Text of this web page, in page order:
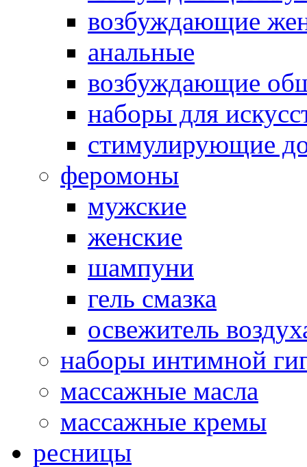
возбуждающие
анальные
возбуждающие
наборы для
стимулирующие
феромоны
мужские
женские
шампуни
гель смазка
освежитель
наборы интимной
массажные масла
массажные кремы
ресницы